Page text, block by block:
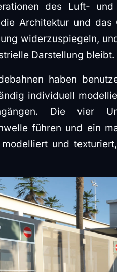
des Luft- und
Architektur und das
widerzuspiegeln,
Darstellung bleibt.
haben
individuell
Die vier
führen und ein
und